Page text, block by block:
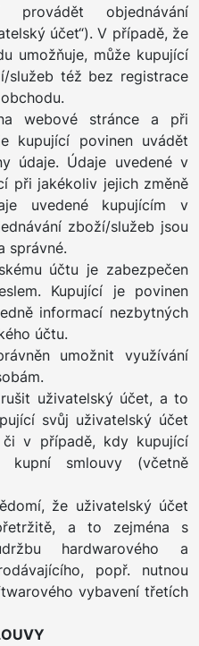
objednávání
účet“). V případě, že
umožňuje, může kupující
služeb též bez registrace
stránce a při
kupující povinen uvádět
údaje. Údaje uvedené v
při jakékoliv jejich změně
uvedené kupujícím v
zboží/služeb jsou
správné.
účtu je zabezpečen
Kupující je povinen
informací nezbytných
účtu.
umožnit využívání
uživatelský účet, a to
svůj uživatelský účet
v případě, kdy kupující
smlouvy (včetně
že uživatelský účet
a to zejména s
hardwarového a
popř. nutnou
vybavení třetích